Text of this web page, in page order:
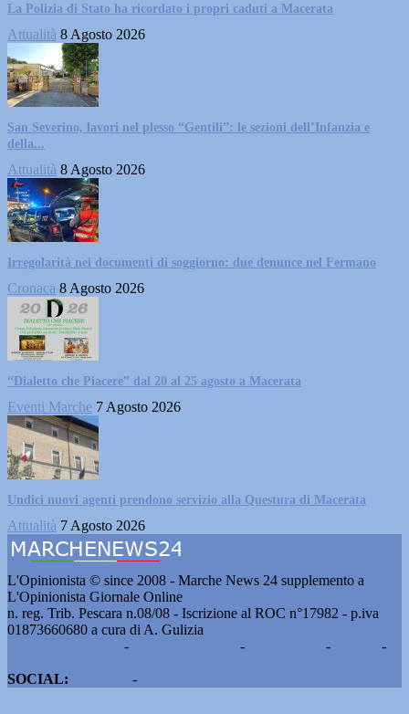
La Polizia di Stato ha ricordato i propri caduti a Macerata
Attualità 8 Agosto 2026
San Severino, lavori nel plesso “Gentili”: le sezioni dell’Infanzia e
della...
Attualità 8 Agosto 2026
Irregolarità nei documenti di soggiorno: due denunce nel Fermano
Cronaca 8 Agosto 2026
“Dialetto che Piacere” dal 20 al 25 agosto a Macerata
Eventi Marche 7 Agosto 2026
Undici nuovi agenti prendono servizio alla Questura di Macerata
Attualità 7 Agosto 2026
L'Opinionista © since 2008 - Marche News 24 supplemento a
L'Opinionista Giornale Online
n. reg. Trib. Pescara n.08/08 - Iscrizione al ROC n°17982 - p.iva
01873660680 a cura di A. Gulizia
- - -
-
SOCIAL:
-